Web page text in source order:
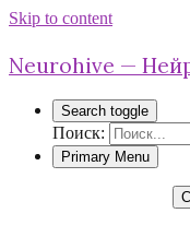
Skip to content
Neurohive —
Search toggle
Поиск:
Primary Menu